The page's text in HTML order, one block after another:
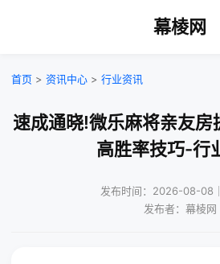
幕棱网
首页 > 资讯中心 > 行业资讯
速成通晓!微乐麻将亲友房
高胜率技巧-行
发布时间：2026-08-08
发布者：幕棱网